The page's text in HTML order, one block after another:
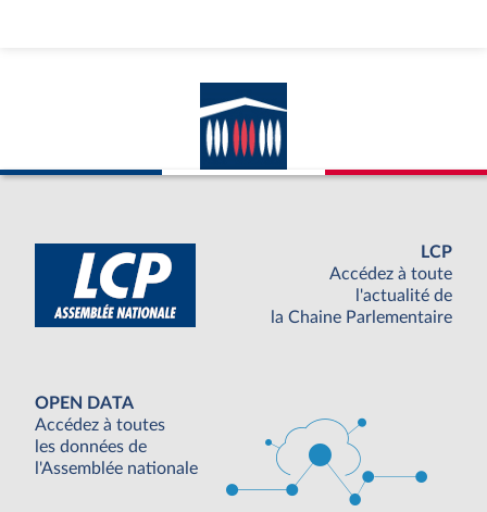
LCP
Accédez à toute
l'actualité de
la Chaine Parlementaire
OPEN DATA
Accédez à toutes
les données de
l'Assemblée nationale